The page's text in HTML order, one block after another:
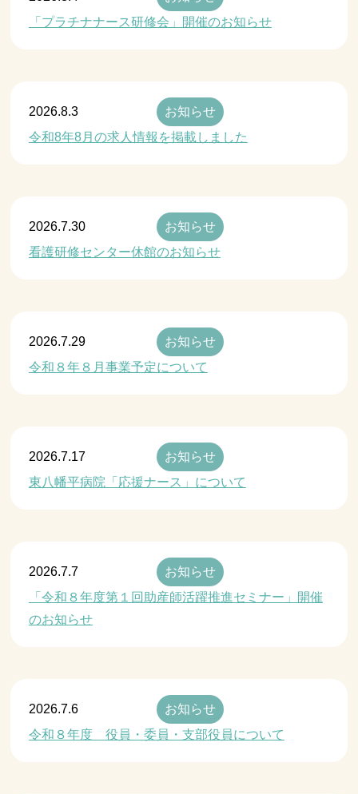
「プラチナナース研修会」開催のお知らせ
2026.8.3
お知らせ
令和8年8月の求人情報を掲載しました
2026.7.30
お知らせ
看護研修センター休館のお知らせ
2026.7.29
お知らせ
令和８年８月事業予定について
2026.7.17
お知らせ
東八幡平病院「応援ナース」について
2026.7.7
お知らせ
「令和８年度第１回助産師活躍推進セミナー」開催
のお知らせ
2026.7.6
お知らせ
令和８年度 役員・委員・支部役員について